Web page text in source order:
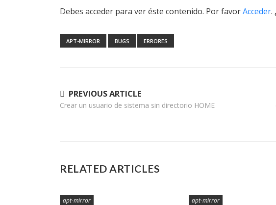
Debes acceder para ver éste contenido. Por favorAcceder.
APT-MIRROR BUGS ERRORES
Navegación
de
PREVIOUS ARTICLE
Crear un usuario de sistema sin directorio HOME
RELATED ARTICLES
apt-mirror apt-mirror